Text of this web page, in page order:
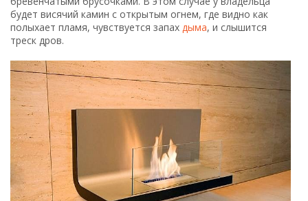
будет висячий камин с открытым огнем, где видно как
полыхает пламя, чувствуется запах дыма, и слышится
треск дров.